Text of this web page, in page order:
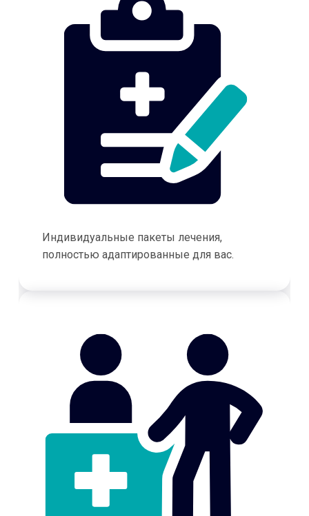
Индивидуальные пакеты лечения,
полностью адаптированные для вас.